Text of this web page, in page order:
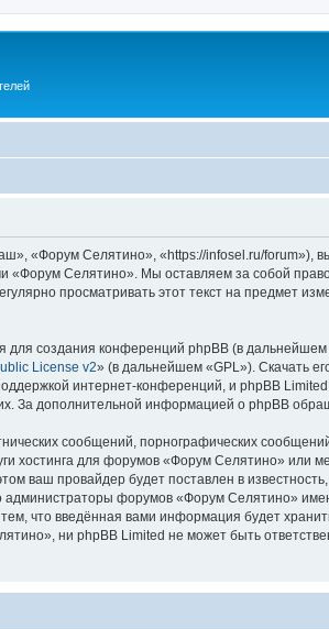
«Форум Селятино», «https://infosel.ru/forum»),
«Форум Селятино». Мы оставляем за собой
просматривать этот текст на предмет
создания конференций phpBB (в
License v2» (в дальнейшем «GPL»). Скачать
интернет-конференций, и phpBB
За дополнительной информацией о phpBB
сообщений, порнографических
хостинга для форумов «Форум Селятино» или
ваш провайдер будет поставлен в
форумов «Форум Селятино»
что введённая вами информация будет
ни phpBB Limited не может быть